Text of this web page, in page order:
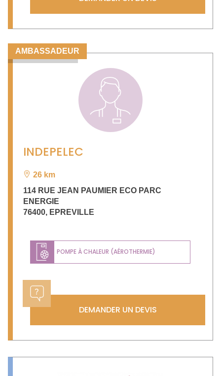
AMBASSADEUR
INDEPELEC
26 km
114 RUE JEAN PAUMIER ECO PARC
ENERGIE
76400, EPREVILLE
POMPE À CHALEUR (AÉROTHERMIE)
DEMANDER UN DEVIS